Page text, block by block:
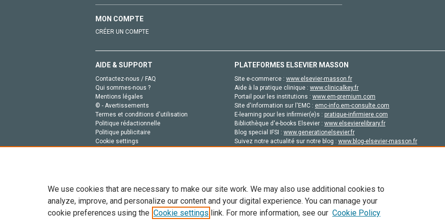
MON COMPTE
CRÉER UN COMPTE
AIDE & SUPPORT
Contactez-nous / FAQ
Qui sommes-nous ?
Mentions légales
© - Avertissements
Termes et conditions d'utilisation
Politique rédactionnelle
Politique publicitaire
Cookie settings
PLATEFORMES ELSEVIER MASSON
Site e-commerce : www.elsevier-masson.fr
Aide à la pratique clinique : www.clinicalkey.fr
Portail pour les institutions : www.em-premium.com
Site d'information sur l'EMC : emc-info.em-consulte.com
E-learning pour les infirmier(e)s : pratique-infirmiere.com
Bibliothèque d'e-books Elsevier : www.elsevierelibrary.fr
Blog special IFSI : www.generationelsevier.fr
Suivez notre actualité sur notre blog : www.blog-elsevier-masson.fr
Tout le contenu de ce site: Copyright © 2026 Elsevier, ses concédants de licence et ses contributeurs. Tout les droits sont réservés,
We use cookies that are necessary to make our site work. We may also use additional cookies to
analyze, improve, and personalize our content and your digital experience. You can manage your
cookie preferences using the Cookie settings link. For more information, see our Cookie Policy